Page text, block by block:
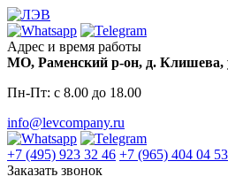
Skip
to
content
Адрес и время работы
МО, Раменский р-он, д. Клишева,
Пн-Пт: с 8.00 до 18.00
info@levcompany.ru
+7 (495) 923 32 46 +7 (965) 404 04 53
Заказать звонок